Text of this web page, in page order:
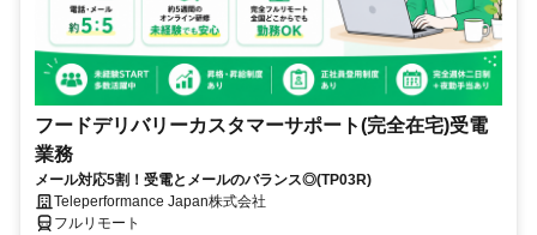
フードデリバリーカスタマーサポート(完全在宅)受電
業務
メール対応5割！受電とメールのバランス◎(TP03R)
Teleperformance Japan株式会社
フルリモート